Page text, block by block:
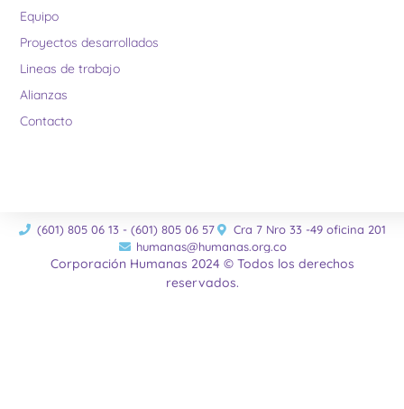
Equipo
Proyectos desarrollados
Lineas de trabajo
Alianzas
Contacto
(601) 805 06 13 - (601) 805 06 57
Cra 7 Nro 33 -49 oficina 201
humanas@humanas.org.co
Corporación Humanas 2024 © Todos los derechos
reservados.